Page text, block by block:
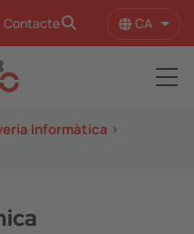
Contacte CA
Informàtica >